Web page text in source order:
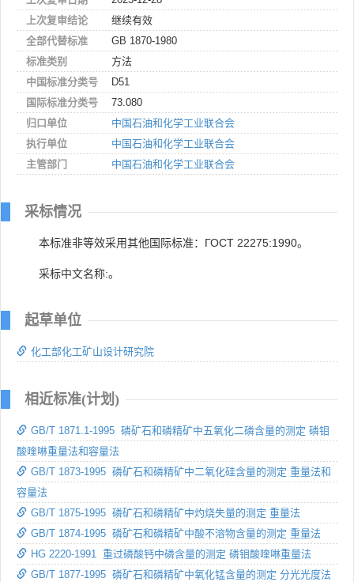
上次复审结论
继续有效
全部代替标准
GB 1870-1980
标准类别
方法
中国标准分类号
D51
国际标准分类号
73.080
归口单位
中国石油和化学工业联合会
执行单位
中国石油和化学工业联合会
主管部门
中国石油和化学工业联合会
采标情况
本标准非等效采用其他国际标准：ГОСТ 22275:1990。
采标中文名称:。
起草单位
化工部化工矿山设计研究院
相近标准(计划)
GB/T 1871.1-1995 磷矿石和磷精矿中五氧化二磷含量的测定 磷钼
酸喹啉重量法和容量法
GB/T 1873-1995 磷矿石和磷精矿中二氧化硅含量的测定 重量法和
容量法
GB/T 1875-1995 磷矿石和磷精矿中灼烧失量的测定 重量法
GB/T 1874-1995 磷矿石和磷精矿中酸不溶物含量的测定 重量法
HG 2220-1991 重过磷酸钙中磷含量的测定 磷钼酸喹啉重量法
GB/T 1877-1995 磷矿石和磷精矿中氧化锰含量的测定 分光光度法